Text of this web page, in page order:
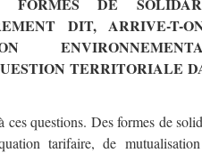
DIT, ARRIVE-T-
TERRITORIALE
ces questions. Des formes de
tarifaire, de